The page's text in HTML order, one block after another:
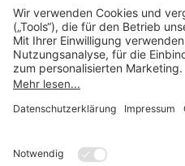
Datenschutz
Barrierefreiheit
Inhaltsverzeichnis